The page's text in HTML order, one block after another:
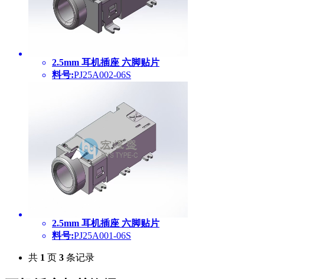
2.5mm 耳机插座 六脚贴片
料号:PJ25A002-06S
2.5mm 耳机插座 六脚贴片
料号:PJ25A001-06S
共 1 页 3 条记录